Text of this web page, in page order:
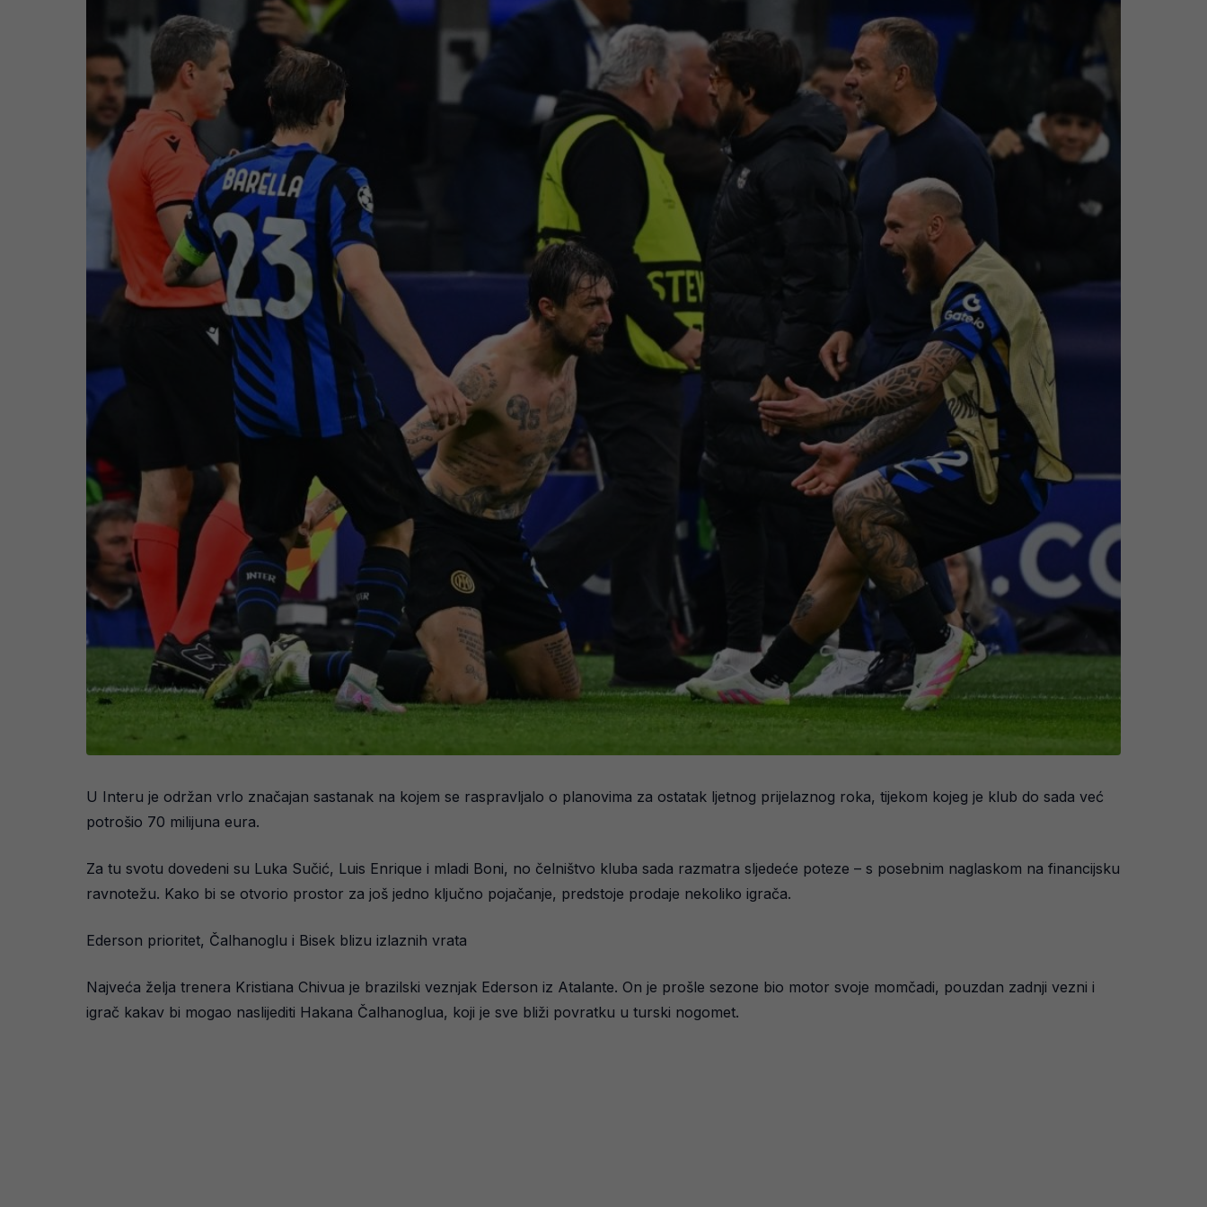
U Interu je održan vrlo značajan sastanak na kojem se raspravljalo o planovima za ostatak ljetnog prijelaznog roka, tijekom kojeg je klub do sada već
potrošio 70 milijuna eura.
Za tu svotu dovedeni su Luka Sučić, Luis Enrique i mladi Boni, no čelništvo kluba sada razmatra sljedeće poteze – s posebnim naglaskom na financijsku
ravnotežu. Kako bi se otvorio prostor za još jedno ključno pojačanje, predstoje prodaje nekoliko igrača.
Ederson prioritet, Čalhanoglu i Bisek blizu izlaznih vrata
Najveća želja trenera Kristiana Chivua je brazilski veznjak Ederson iz Atalante. On je prošle sezone bio motor svoje momčadi, pouzdan zadnji vezni i
igrač kakav bi mogao naslijediti Hakana Čalhanoglua, koji je sve bliži povratku u turski nogomet.